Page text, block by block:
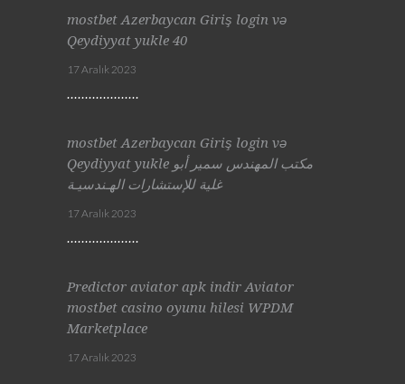
mostbet Azerbaycan Giriş login və
Qeydiyyat yukle 40
17 Aralık 2023
mostbet Azerbaycan Giriş login və
Qeydiyyat yukle مكتب المهندس سمير أبو
غلية للإستشارات الهـندسيـة
17 Aralık 2023
Predictor aviator apk indir Aviator
mostbet casino oyunu hilesi WPDM
Marketplace
17 Aralık 2023